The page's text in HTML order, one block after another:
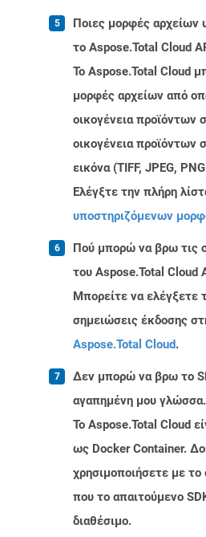
Ποιες μορφές αρχείων
το Aspose.Total Cloud
Το Aspose.Total Cloud
μορφές αρχείων από
οικογένεια προϊόντων
οικογένεια προϊόντων
εικόνα (TIFF, JPEG,
Ελέγξτε την πλήρη
υποστηριζόμενων
Πού μπορώ να βρω τις
του Aspose.Total Cloud
Μπορείτε να ελέγξετε
σημειώσεις έκδοσης
Aspose.Total Cloud.
Δεν μπορώ να βρω το
αγαπημένη μου
Το Aspose.Total Cloud
ως Docker Container.
χρησιμοποιήσετε με
που το απαιτούμενο
διαθέσιμο.